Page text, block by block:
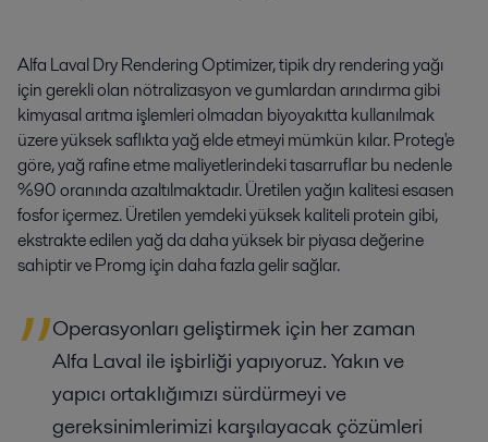
Alfa Laval Dry Rendering Optimizer, tipik dry rendering yağı
için gerekli olan nötralizasyon ve gumlardan arındırma gibi
kimyasal arıtma işlemleri olmadan biyoyakıtta kullanılmak
üzere yüksek saflıkta yağ elde etmeyi mümkün kılar. Proteg'e
göre, yağ rafine etme maliyetlerindeki tasarruflar bu nedenle
%90 oranında azaltılmaktadır. Üretilen yağın kalitesi esasen
fosfor içermez. Üretilen yemdeki yüksek kaliteli protein gibi,
ekstrakte edilen yağ da daha yüksek bir piyasa değerine
sahiptir ve Promg için daha fazla gelir sağlar.
Operasyonları geliştirmek için her zaman
Alfa Laval ile işbirliği yapıyoruz. Yakın ve
yapıcı ortaklığımızı sürdürmeyi ve
gereksinimlerimizi karşılayacak çözümleri